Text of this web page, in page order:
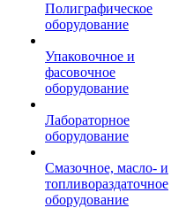
Полиграфическое
оборудование
Упаковочное и
фасовочное
оборудование
Лабораторное
оборудование
Смазочное, масло- и
топливораздаточное
оборудование